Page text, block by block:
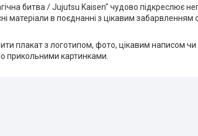
битва / Jujutsu Kaisen" чудово підкреслює
матеріали в поєднанні з цікавим
плакат з логотипом, фото, цікавим написом чи
прикольними картинками.